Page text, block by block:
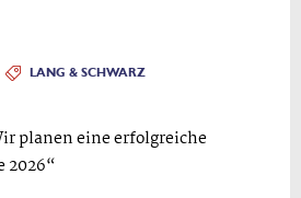
LANG & SCHWARZ
planen eine erfolgreiche
2026“